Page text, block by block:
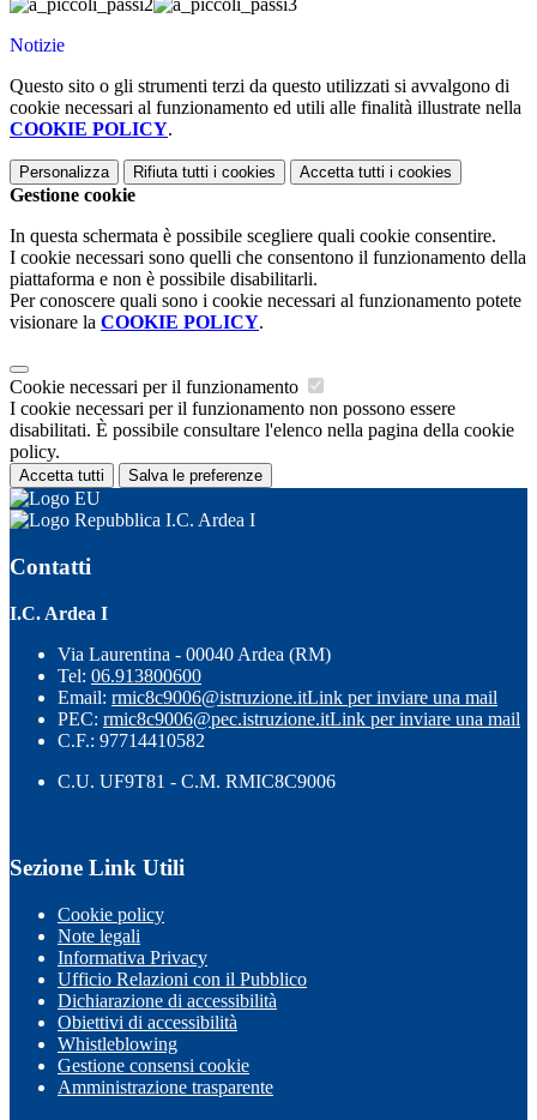
Notizie
Questo sito o gli strumenti terzi da questo utilizzati si avvalgono di
cookie necessari al funzionamento ed utili alle finalità illustrate nella
COOKIE POLICY.
Personalizza Rifiuta tutti i cookies Accetta tutti i cookies
Gestione cookie
In questa schermata è possibile scegliere quali cookie consentire.
I cookie necessari sono quelli che consentono il funzionamento della
piattaforma e non è possibile disabilitarli.
Per conoscere quali sono i cookie necessari al funzionamento potete
visionare la COOKIE POLICY.
Cookie necessari per il funzionamento
I cookie necessari per il funzionamento non possono essere
disabilitati. È possibile consultare l'elenco nella pagina della cookie
policy.
Accetta tutti Salva le preferenze
I.C. Ardea I
Contatti
I.C. Ardea I
Via Laurentina - 00040 Ardea (RM)
Tel: 06.913800600
Email: rmic8c9006@istruzione.itLink per inviare una mail
PEC: rmic8c9006@pec.istruzione.itLink per inviare una mail
C.F.: 97714410582
C.U. UF9T81 - C.M. RMIC8C9006
Sezione Link Utili
Cookie policy
Note legali
Informativa Privacy
Ufficio Relazioni con il Pubblico
Dichiarazione di accessibilità
Obiettivi di accessibilità
Whistleblowing
Gestione consensi cookie
Amministrazione trasparente